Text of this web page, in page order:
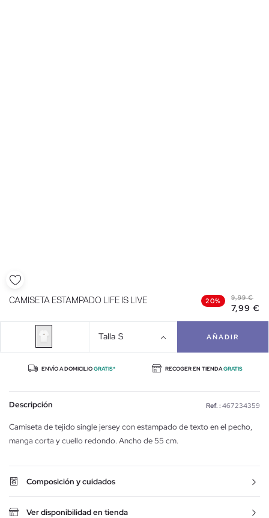
CAMISETA ESTAMPADO LIFE IS LIVE 20% 9,99 €
7,99 €
Talla S AÑADIR
ENVÍO A DOMICILIOGRATIS* RECOGER EN TIENDAGRATIS
Descripción Ref. : 467234359
Camiseta de tejido single jersey con estampado de texto en el pecho,
manga corta y cuello redondo. Ancho de 55 cm.
Composición y cuidados
Ver disponibilidad en tienda